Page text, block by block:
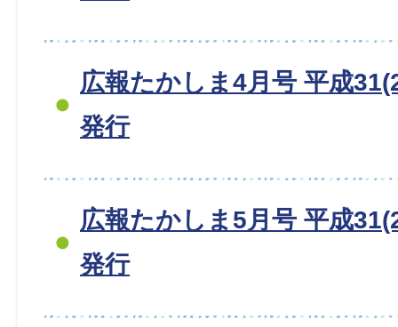
広報たかしま4月号 平成
発行
広報たかしま5月号 平成
発行